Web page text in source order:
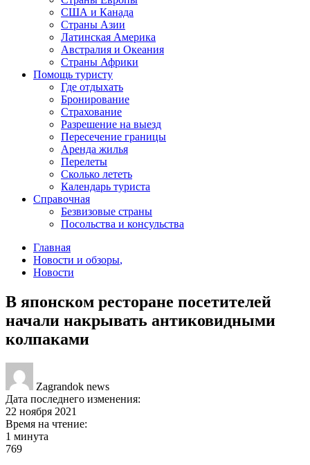
США и Канада
Страны Азии
Латинская Америка
Австралия и Океания
Страны Африки
Помощь туристу
Где отдыхать
Бронирование
Страхование
Разрешение на выезд
Пересечение границы
Аренда жилья
Перелеты
Сколько лететь
Календарь туриста
Справочная
Безвизовые страны
Посольства и консульства
Главная
Новости и обзоры,
Новости
В японском ресторане посетителей
начали накрывать антиковидными
колпаками
Zagrandok news
Дата последнего изменения:
22 ноября 2021
Время на чтение:
1 минута
769